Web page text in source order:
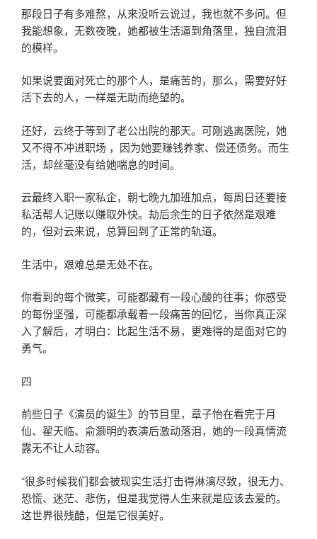
那段日子有多难熬，从来没听云说过，我也就不多问。但
我能想象，无数夜晚，她都被生活逼到角落里，独自流泪
的模样。
如果说要面对死亡的那个人，是痛苦的，那么，需要好好
活下去的人，一样是无助而绝望的。
还好，云终于等到了老公出院的那天。可刚逃离医院，她
又不得不冲进职场 ，因为她要赚钱养家、偿还债务。而生
活，却丝毫没有给她喘息的时间。
云最终入职一家私企，朝七晚九加班加点，每周日还要接
私活帮人记账以赚取外快。劫后余生的日子依然是艰难
的，但对云来说，总算回到了正常的轨道。
生活中，艰难总是无处不在。
你看到的每个微笑，可能都藏有一段心酸的往事；你感受
的每份坚强，可能都承载着一段痛苦的回忆，当你真正深
入了解后，才明白：比起生活不易，更难得的是面对它的
勇气。
四
前些日子《演员的诞生》的节目里，章子怡在看完于月
仙、翟天临、俞灏明的表演后激动落泪，她的一段真情流
露无不让人动容。
“很多时候我们都会被现实生活打击得淋漓尽致，很无力、
恐慌、迷茫、悲伤，但是我觉得人生来就是应该去爱的。
这世界很残酷，但是它很美好。